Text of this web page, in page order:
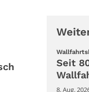
Seit
8. Aug.